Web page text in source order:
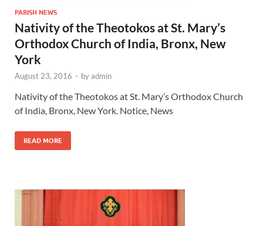
PARISH NEWS
Nativity of the Theotokos at St. Mary’s
Orthodox Church of India, Bronx, New
York
August 23, 2016 - byadmin
Nativity of the Theotokos at St. Mary’s Orthodox Church
of India, Bronx, New York. Notice, News
READ MORE